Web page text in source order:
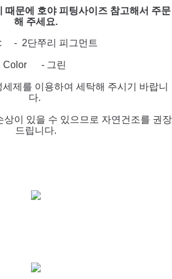
때문에 호야 피팅사이즈 참고해서 주문
해 주세요.
- 2단쭈리 피그먼트
Color - 그린
제를 이용하여 세탁해 주시기 바랍니
다.
상이 있을 수 있 으므로 자연건조를 권장
드립니다.